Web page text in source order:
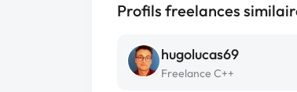
Profils freelances
hugolucas69
Freelance C++